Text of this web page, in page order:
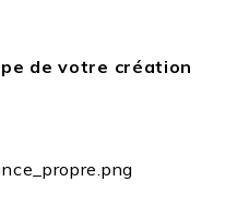
de votre création